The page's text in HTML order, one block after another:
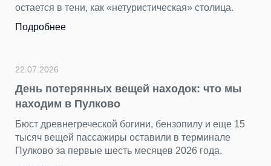
остается в тени, как «нетуристическая» столица.
Подробнее
22.07.2026
День потерянных вещей находок: что мы
находим в Пулково
Бюст древнегреческой богини, бензопилу и еще 15
тысяч вещей пассажиры оставили в терминале
Пулково за первые шесть месяцев 2026 года.